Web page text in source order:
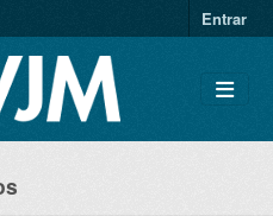
Entrar